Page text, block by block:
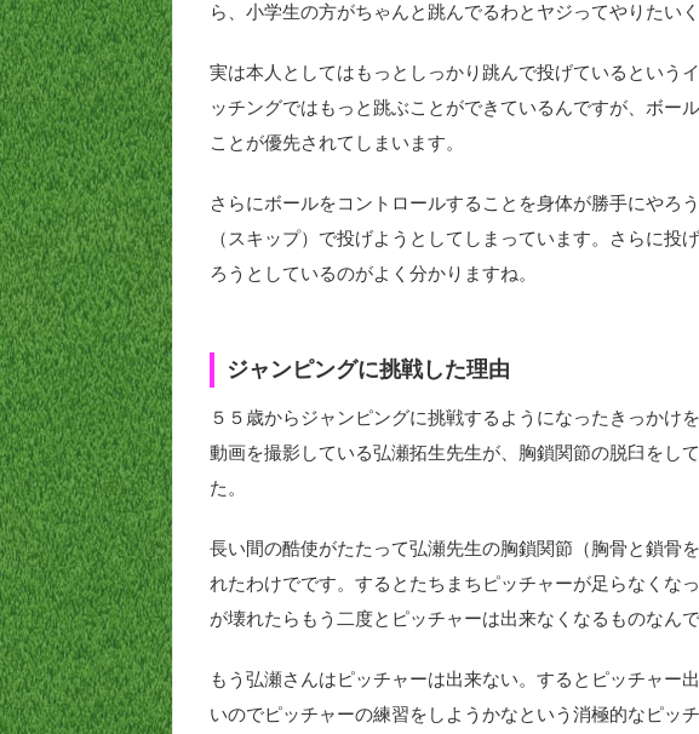
ら、小学生の方がちゃんと跳んでるわとヤジってやりたいく
実は本人としてはもっとしっかり跳んで投げているという
ッチングではもっと跳ぶことができているんですが、ボー
ことが優先されてしまいます。
さらにボールをコントロールすることを身体が勝手にやろ
（スキップ）で投げようとしてしまっています。さらに投
ろうとしているのがよく分かりますね。
ジャンピングに挑戦した理由
５５歳からジャンピングに挑戦するようになったきっかけ
動画を撮影している弘瀬拓生先生が、胸鎖関節の脱臼をし
た。
長い間の酷使がたたって弘瀬先生の胸鎖関節（胸骨と鎖骨
れたわけでです。するとたちまちピッチャーが足らなくな
が壊れたらもう二度とピッチャーは出来なくなるものなんで
もう弘瀬さんはピッチャーは出来ない。するとピッチャー
いのでピッチャーの練習をしようかなという消極的なピッ